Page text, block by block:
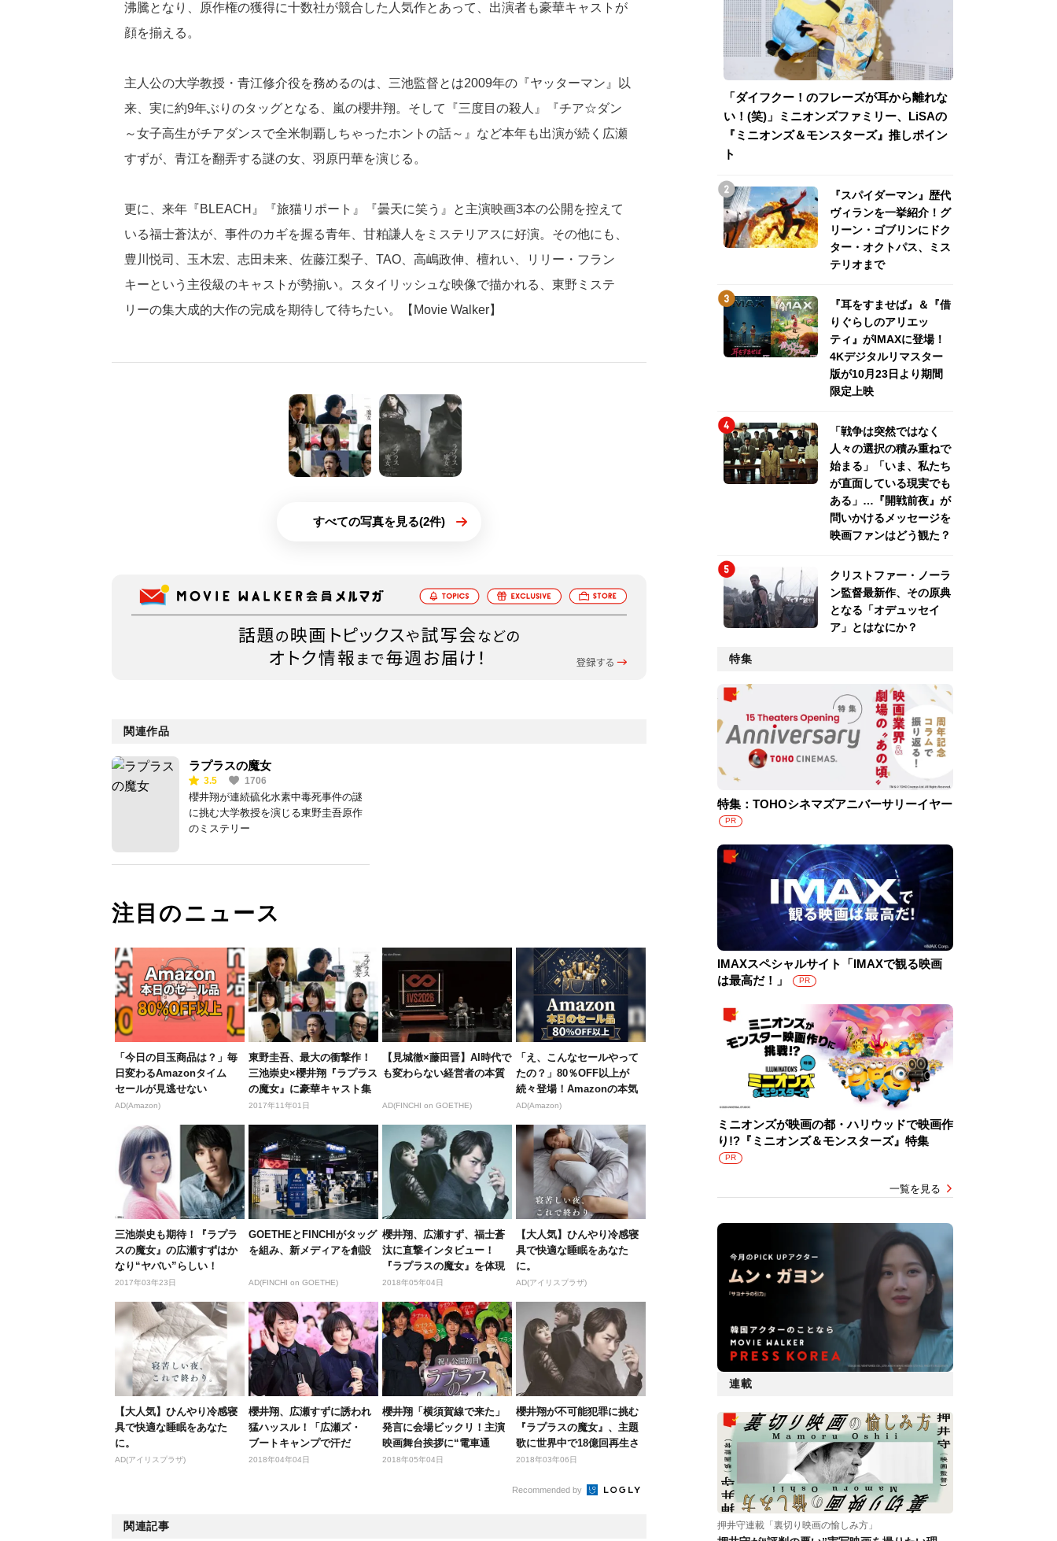
沸騰となり、原作権の獲得に十数社が競合した人気作とあって、出演者も豪華キャストが
顔を揃える。
主人公の大学教授・青江修介役を務めるのは、三池監督とは2009年の『ヤッターマン』以
来、実に約9年ぶりのタッグとなる、嵐の櫻井翔。そして『三度目の殺人』『チア☆ダン
～女子高生がチアダンスで全米制覇しちゃったホントの話～』など本年も出演が続く広瀬
すずが、青江を翻弄する謎の女、羽原円華を演じる。
更に、来年『BLEACH』『旅猫リポート』『曇天に笑う』と主演映画3本の公開を控えて
いる福士蒼汰が、事件のカギを握る青年、甘粕謙人をミステリアスに好演。その他にも、
豊川悦司、玉木宏、志田未来、佐藤江梨子、TAO、高嶋政伸、檀れい、リリー・フラン
キーという主役級のキャストが勢揃い。スタイリッシュな映像で描かれる、東野ミステ
リーの集大成的大作の完成を期待して待ちたい。【Movie Walker】
すべての写真を見る(2件)
関連作品
ラプラスの魔女
3.5 1706
櫻井翔が連続硫化水素中毒死事件の謎
に挑む大学教授を演じる東野圭吾原作
のミステリー
注目のニュース
「今日の目玉商品は？」毎
日変わるAmazonタイム
セールが見逃せない
AD(Amazon)
東野圭吾、最大の衝撃作！
三池崇史×櫻井翔『ラプラス
の魔女』に豪華キャスト集
結
2017年11年01日
【見城徹×藤田晋】AI時代で
も変わらない経営者の本質
AD(FINCHI on GOETHE)
「え、こんなセールやって
たの？」80％OFF以上が
続々登場！Amazonの本気
が...
AD(Amazon)
三池崇史も期待！『ラプラ
スの魔女』の広瀬すずはか
なり“ヤバい”らしい！
2017年03年23日
GOETHEとFINCHIがタッグ
を組み、新メディアを創設
AD(FINCHI on GOETHE)
櫻井翔、広瀬すず、福士蒼
汰に直撃インタビュー！
『ラプラスの魔女』を体現
するアプロ...
2018年05年04日
【大人気】ひんやり冷感寝
具で快適な睡眠をあなた
に。
AD(アイリスプラザ)
【大人気】ひんやり冷感寝
具で快適な睡眠をあなた
に。
AD(アイリスプラザ)
櫻井翔、広瀬すずに誘われ
猛ハッスル！「広瀬ズ・
ブートキャンプで汗だ
く！」
2018年04年04日
櫻井翔「横須賀線で来た」
発言に会場ビックリ！主演
映画舞台挨拶に“電車通
勤”で「寝...
2018年05年04日
櫻井翔が不可能犯罪に挑む
『ラプラスの魔女』、主題
歌に世界中で18億回再生さ
れた楽...
2018年03年06日
Recommended by
関連記事
「ダイフクー！のフレーズが耳から離れな
い！(笑)」ミニオンズファミリー、LiSAの
『ミニオンズ＆モンスターズ』推しポイン
ト
『スパイダーマン』歴代
ヴィランを一挙紹介！グ
リーン・ゴブリンにドク
ター・オクトパス、ミス
テリオまで
『耳をすませば』＆『借
りぐらしのアリエッ
ティ』がIMAXに登場！
4Kデジタルリマスター
版が10月23日より期間
限定上映
「戦争は突然ではなく
人々の選択の積み重ねで
始まる」「いま、私たち
が直面している現実でも
ある」…『開戦前夜』が
問いかけるメッセージを
映画ファンはどう観た？
クリストファー・ノーラ
ン監督最新作、その原典
となる「オデュッセイ
ア」とはなにか？
特集
特集：TOHOシネマズアニバーサリーイヤー
PR
IMAXスペシャルサイト「IMAXで観る映画
は最高だ！」
PR
ミニオンズが映画の都・ハリウッドで映画作
り!?『ミニオンズ＆モンスターズ』特集
PR
一覧を見る
連載
押井守連載「裏切り映画の愉しみ方」